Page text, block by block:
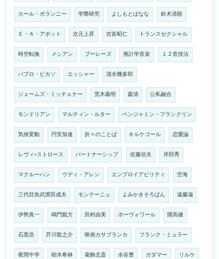
カール・ポランニー 学際研究 よしもとばなな 鈴木清順
Ｅ・Ａ・アボット 次元上昇 吉富昭仁 トランスセクシャル
時空転換 メシアン ブーレーズ 推計学音楽 １２音技法
パブロ・ピカソ エッシャー 清水幾多郎
ジェームズ・ミッチェナー 荒木義明 森清 公私融合
モンドリアン マルティン・ルター ベンジャミン・フランクリン
気候変動 円安加速 折々のことば キルケゴール 恋愛論
レヴィ=ストロース パートナーシップ 佐藤信夫 岸田秀
マクルーハン ウディ・アレン エンプロイアビリティ 空海
三代目魚武濱田成夫 モンテーニュ よみかきそろばん 遠藤滋
伊勢真一 鳴門親方 田村由美 ボーヴォワール 開高健
石黒浩 芥川龍之介 映画カサブランカ フランク・ミュラー
夜間中学 樹木希林 葛飾北斎 水谷豊 ガダマー リルケ